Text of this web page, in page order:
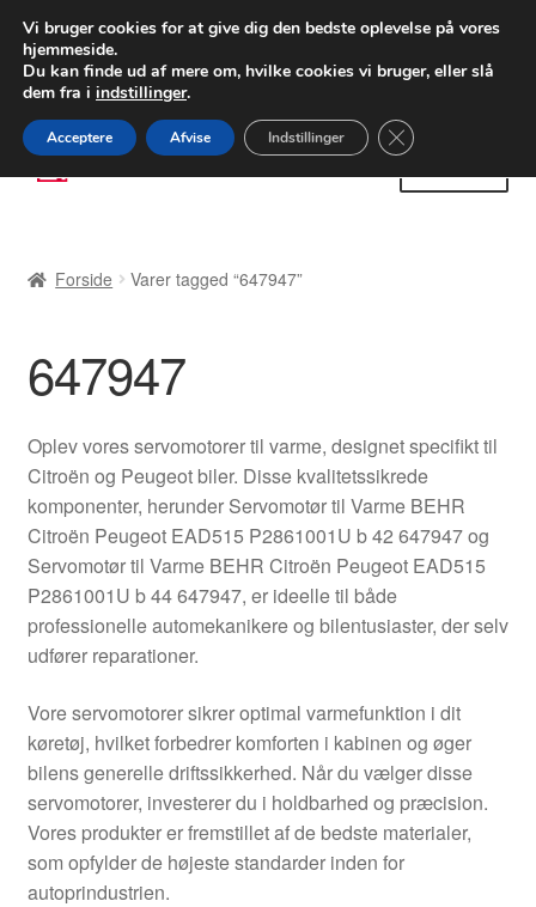
LEVERING fra 55 kr.
FEDEX verdensomspændende forsendelse
80 82 72 02
Spring
til
Spring
til
Betalinger
Kasse
Klageprocedure
Kontakte
Kurv
Min Konto
Om os
Privatlivspolitik
Forside Varer tagged “647947”
647947
Oplev vores servomotorer til varme, designet specifikt til
Citroën og Peugeot biler. Disse kvalitetssikrede
komponenter, herunder Servomotør til Varme BEHR
Citroën Peugeot EAD515 P2861001U b 42 647947 og
Servomotør til Varme BEHR Citroën Peugeot EAD515
P2861001U b 44 647947, er ideelle til både
professionelle automekanikere og bilentusiaster, der selv
udfører reparationer.
Vore servomotorer sikrer optimal varmefunktion i dit
køretøj, hvilket forbedrer komforten i kabinen og øger
bilens generelle driftssikkerhed. Når du vælger disse
servomotorer, investerer du i holdbarhed og præcision.
Vores produkter er fremstillet af de bedste materialer,
som opfylder de højeste standarder inden for
autoprindustrien.
Vi bruger cookies for at give dig den bedste oplevelse på vores
hjemmeside.
Du kan finde ud af mere om, hvilke cookies vi bruger, eller slå
dem fra i indstillinger.
Acceptere Afvise Indstillinger Close GDPR